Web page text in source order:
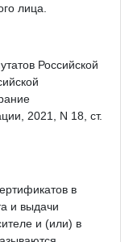
лица.
Российской
2021, N 18, ст.
в
и выдачи
и (или) в